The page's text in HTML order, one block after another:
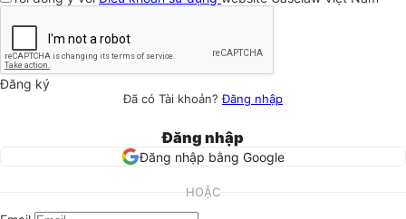
Đăng ký
Đã có Tài khoản?Đăng nhập
Đăng nhập
Đăng nhập bằng Google
HOẶC